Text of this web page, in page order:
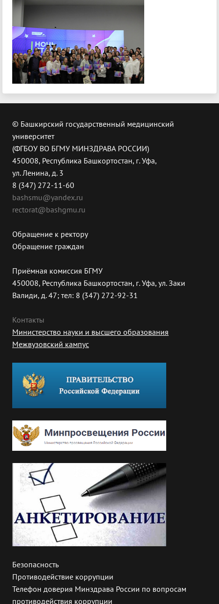
© Башкирский государственный медицинский
университет
(ФГБОУ ВО БГМУ МИНЗДРАВА РОССИИ)
450008, Республика Башкортостан, г. Уфа,
ул. Ленина, д. 3
8 (347) 272-11-60
bashsmu@yandex.ru
rectorat@bashgmu.ru
Обращение к ректору
Обращение граждан
Приёмная комиссия БГМУ
450008, Республика Башкортостан, г. Уфа, ул. Заки
Валиди, д. 47; тел: 8 (347) 272-92-31
Контакты
Министерство науки и высшего образования
Межвузовский кампус
Безопасность
Противодействие коррупции
Телефон доверия Минздрава России по вопросам
противодействия коррупции